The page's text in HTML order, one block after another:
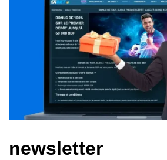
newsletter